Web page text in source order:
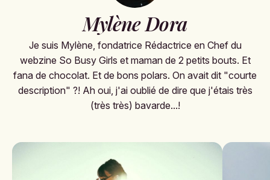
Mylène Dora
Je suis Mylène, fondatrice Rédactrice en Chef du
webzine So Busy Girls et maman de 2 petits bouts. Et
fana de chocolat. Et de bons polars. On avait dit "courte
description" ?! Ah oui, j'ai oublié de dire que j'étais très
(très très) bavarde...!